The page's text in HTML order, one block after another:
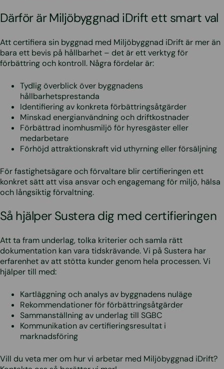
Därför är Miljöbyggnad iDrift ett smart val
Att certifiera sin byggnad med Miljöbyggnad iDrift är mer än
bara ett bevis på hållbarhet – det är ett verktyg för
förbättring och kontroll. Några fördelar är:
Tydlig överblick över byggnadens
hållbarhetsprestanda
Identifiering av konkreta förbättringsåtgärder
Minskad energianvändning och driftkostnader
Förbättrad inomhusmiljö för hyresgäster eller
medarbetare
Förhöjd attraktionskraft vid uthyrning eller försäljning
För fastighetsägare och förvaltare blir certifieringen ett
konkret sätt att visa ansvar och engagemang för miljö, hälsa
och långsiktig förvaltning.
Så hjälper Sustera dig med certifieringen
Att ta fram underlag, tolka kriterier och samla rätt
dokumentation kan vara tidskrävande. Vi på Sustera har
erfarenhet av att stötta kunder genom hela processen. Vi
hjälper till med:
Kartläggning och analys av byggnadens nuläge
Rekommendationer för förbättringsåtgärder
Sammanställning av underlag till SGBC
Kommunikation av certifieringsresultat i
marknadsföring
Vill du veta mer om hur vi arbetar med Miljöbyggnad iDrift?